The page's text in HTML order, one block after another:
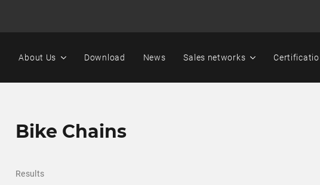
About Us Download News Sales networks
Bike Chains
Results